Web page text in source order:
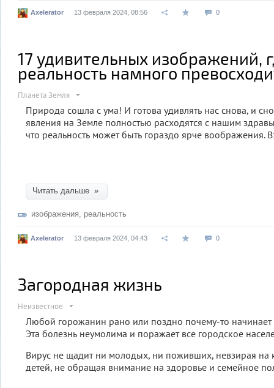
Axelerator 13 февраля 2024, 08:56 0
17 удивительных изображений,
реальность намного
Планета Земля
Природа сошла с ума! И готова удивлять нас снова, и
явления на Земле полностью расходятся с нашим
что реальность может быть гораздо ярче воображения.
Читать дальше »
изображения реальность
Axelerator 13 февраля 2024, 04:43 0
Загородная жизнь
Неизвестное
Любой горожанин рано или поздно почему-то начинает
Эта болезнь неумолима и поражает все городское
Вирус не щадит ни молодых, ни поживших, невзирая на
детей, не обращая внимание на здоровье и семейное